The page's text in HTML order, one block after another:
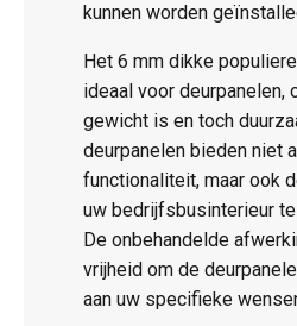
kunnen worden
Het 6 mm dikke
ideaal voor deurpanelen,
gewicht is en toch
deurpanelen bieden niet
functionaliteit, maar ook
uw bedrijfsbusinterieur
De onbehandelde
vrijheid om de
aan uw specifieke